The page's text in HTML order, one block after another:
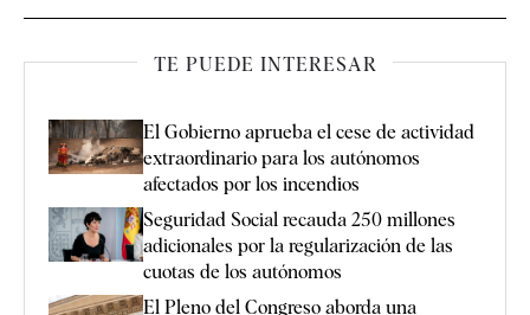
TE PUEDE INTERESAR
El Gobierno aprueba el cese de actividad
extraordinario para los autónomos
afectados por los incendios
Seguridad Social recauda 250 millones
adicionales por la regularización de las
cuotas de los autónomos
El Pleno del Congreso aborda una